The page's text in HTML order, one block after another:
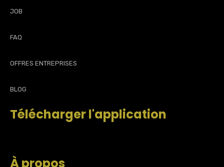
JOB
FAQ
OFFRES ENTREPRISES
BLOG
Télécharger l'application
À propos